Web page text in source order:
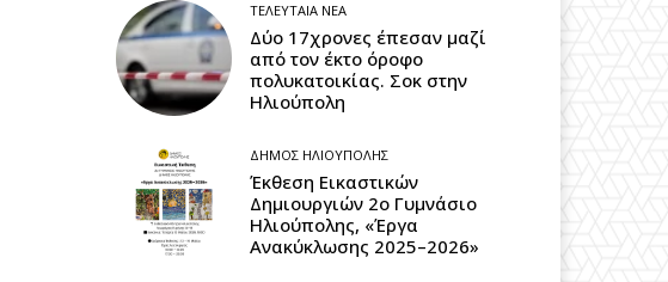
ΤΕΛΕΥΤΑΊΑ ΝΈΑ
Δύο 17χρονες έπεσαν μαζί
από τον έκτο όροφο
πολυκατοικίας. Σοκ στην
Ηλιούπολη
ΔΉΜΟΣ ΗΛΙΟΎΠΟΛΗΣ
Έκθεση Εικαστικών
Δημιουργιών 2ο Γυμνάσιο
Ηλιούπολης, «Έργα
Ανακύκλωσης 2025–2026»